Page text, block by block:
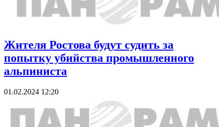
Жителя Ростова будут судить за
попытку убийства промышленного
альпиниста
01.02.2024 12:20